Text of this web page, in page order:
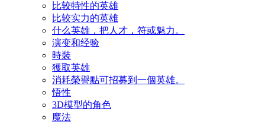
比较特性的英雄
比较实力的英雄
什么英雄，把人才，符或魅力。
演变和经验
時裝
獲取英雄
消耗榮譽點可招募到一個英雄。
悟性
3D模型的角色
魔法